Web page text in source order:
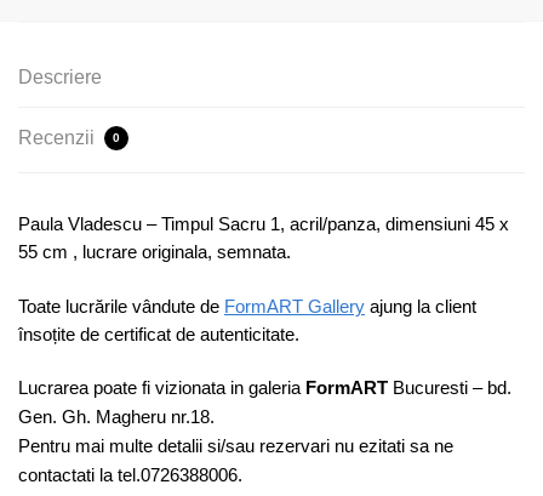
Descriere
Recenzii 0
Paula Vladescu – Timpul Sacru 1, acril/panza, dimensiuni 45 x
55 cm , lucrare originala, semnata.
Toate lucrările vândute de FormART Gallery ajung la client
însoțite de certificat de autenticitate.
Lucrarea poate fi vizionata in galeria FormART Bucuresti – bd.
Gen. Gh. Magheru nr.18.
Pentru mai multe detalii si/sau rezervari nu ezitati sa ne
contactati la tel.0726388006.